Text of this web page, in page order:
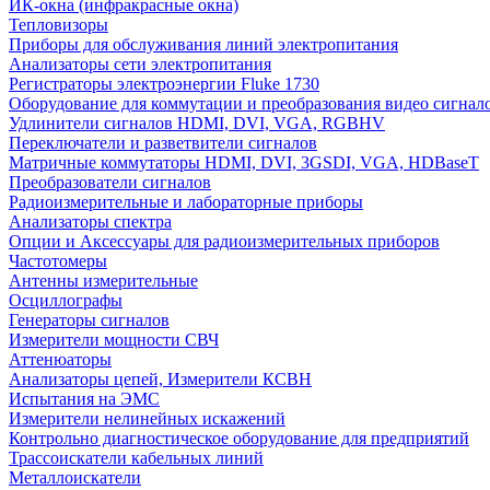
ИК-окна (инфракрасные окна)
Тепловизоры
Приборы для обслуживания линий электропитания
Анализаторы сети электропитания
Регистраторы электроэнергии Fluke 1730
Оборудование для коммутации и преобразования видео
Удлинители сигналов HDMI, DVI, VGA, RGBHV
Переключатели и разветвители сигналов
Матричные коммутаторы HDMI, DVI, 3GSDI, VGA, HDBaseT
Преобразователи сигналов
Радиоизмерительные и лабораторные приборы
Анализаторы спектра
Опции и Аксессуары для радиоизмерительных приборов
Частотомеры
Антенны измерительные
Осциллографы
Генераторы сигналов
Измерители мощности СВЧ
Аттенюаторы
Анализаторы цепей, Измерители КСВН
Испытания на ЭМС
Измерители нелинейных искажений
Контрольно диагностическое оборудование для предприятий
Трассоискатели кабельных линий
Металлоискатели